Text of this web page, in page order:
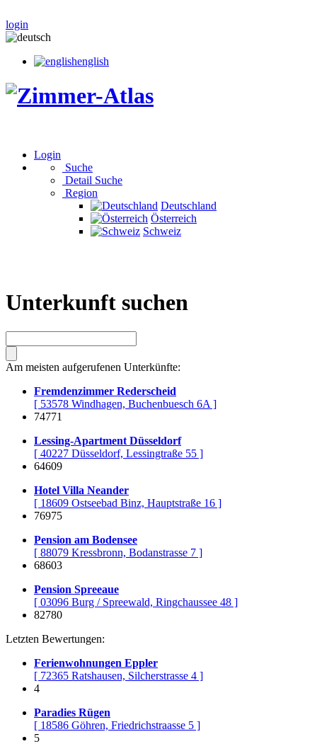
login
english
Login
Suche
Detail Suche
Region
Deutschland
Österreich
Schweiz
Unterkunft suchen
Am meisten aufgerufenen Unterkünfte:
Fremdenzimmer Rederscheid
[ 53578 Windhagen, Buchenbuesch 6A ]
74771
Lessing-Apartment Düsseldorf
[ 40227 Düsseldorf, Lessingtraße 55 ]
64609
Hotel Villa Neander
[ 18609 Ostseebad Binz, Hauptstraße 16 ]
76975
Pension am Bodensee
[ 88079 Kressbronn, Bodanstrasse 7 ]
68603
Pension Spreeaue
[ 03096 Burg / Spreewald, Ringchaussee 48 ]
82780
Letzten Bewertungen:
Ferienwohnungen Eppler
[ 72365 Ratshausen, Silcherstrasse 4 ]
4
Paradies Rügen
[ 18586 Göhren, Friedrichstraasse 5 ]
5